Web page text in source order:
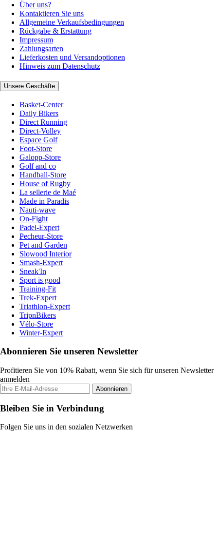
Über uns?
Kontaktieren Sie uns
Allgemeine Verkaufsbedingungen
Rückgabe & Erstattung
Impressum
Zahlungsarten
Lieferkosten und Versandoptionen
Hinweis zum Datenschutz
Unsere Geschäfte
Basket-Center
Daily Bikers
Direct Running
Direct-Volley
Espace Golf
Foot-Store
Galopp-Store
Golf and co
Handball-Store
House of Rugby
La sellerie de Maé
Made in Paradis
Nauti-wave
On-Fight
Padel-Expert
Pecheur-Store
Pet and Garden
Slowood Interior
Smash-Expert
Sneak'In
Sport is good
Training-Fit
Trek-Expert
Triathlon-Expert
TripnBikers
Vélo-Store
Winter-Expert
Abonnieren Sie unseren Newsletter
Profitieren Sie von 10% Rabatt, wenn Sie sich für unseren Newsletter
anmelden
Abonnieren
Bleiben Sie in Verbindung
Folgen Sie uns in den sozialen Netzwerken